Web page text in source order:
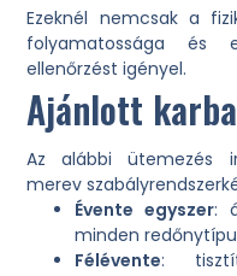
Ezeknél nemcsak a
folyamatossága és
ellenőrzést igényel.
Ajánlott
Az alábbi ütemezés
merev
Évente egyszer:
minden
Félévente: